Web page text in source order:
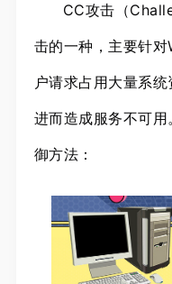
CC攻击（
击的一种，主要针
户请求占用大量系
进而造成服务不可
御方法：